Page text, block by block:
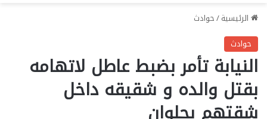
الرئيسية/حوادث
حوادث
النيابة تأمر بضبط عاطل لاتهامه
بقتل والده و شقيقه داخل
شقتهم بحلوان